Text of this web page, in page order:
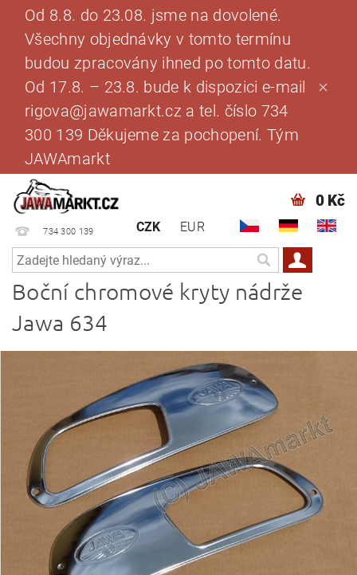
Od 8.8. do 23.08. jsme na dovolené.
Všechny objednávky v tomto termínu
budou zpracovány ihned po tomto datu.
Od 17.8. – 23.8. bude k dispozici e-mail
rigova@jawamarkt.cz a tel. číslo 734
300 139 Děkujeme za pochopení. Tým
JAWAmarkt
734 300 139 CZK EUR
0 Kč
Boční chromové kryty nádrže
Jawa 634